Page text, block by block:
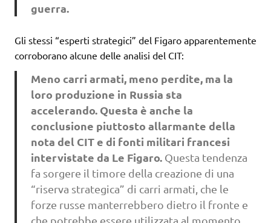
guerra.
Gli stessi “esperti strategici” del Figaro apparentemente
corroborano alcune delle analisi del CIT:
Meno carri armati, meno perdite, ma la
loro produzione in Russia sta
accelerando. Questa è anche la
conclusione piuttosto allarmante della
nota del CIT e di fonti militari francesi
intervistate da Le Figaro. Questa tendenza
fa sorgere il timore della creazione di una
“riserva strategica” di carri armati, che le
forze russe manterrebbero dietro il fronte e